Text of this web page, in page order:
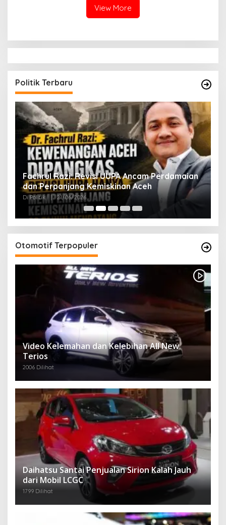
View More
Politik Terbaru
Fachrul Razi: Revisi UUPA Ancam Perdamaian
dan Perpanjang Kemiskinan Aceh
Di Politik | 21/06/2026
Otomotif Terpopuler
Video Kelemahan dan Kelebihan All New
Terios
2006 Dilihat
Daihatsu Santai Penjualan Sirion Kalah Jauh
dari Mobil LCGC
1799 Dilihat